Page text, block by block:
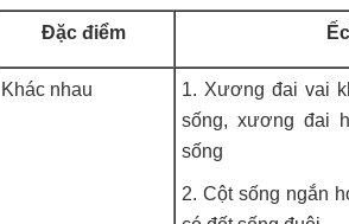
Đặc điểm
Khác nhau
1. Xương đai vai
sống, xương đai
sống
2. Cột sống ngắn